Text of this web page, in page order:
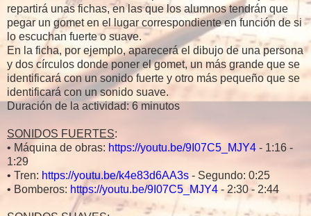
repartirá unas fichas, en las que los alumnos tendrán que
pegar un gomet en el lugar correspondiente en función de si
lo escuchan fuerte o suave.
En la ficha, por ejemplo, aparecerá el dibujo de una persona
y dos círculos donde poner el gomet, un más grande que se
identificará con un sonido fuerte y otro más pequeño que se
identificará con un sonido suave.
Duración de la actividad: 6 minutos
SONIDOS FUERTES:
• Máquina de obras: https://youtu.be/9I07C5_MJY4 - 1:16 -
1:29
• Tren: https://youtu.be/k4e83d6AA3s - Segundo: 0:25
• Bomberos: https://youtu.be/9I07C5_MJY4 - 2:30 - 2:44